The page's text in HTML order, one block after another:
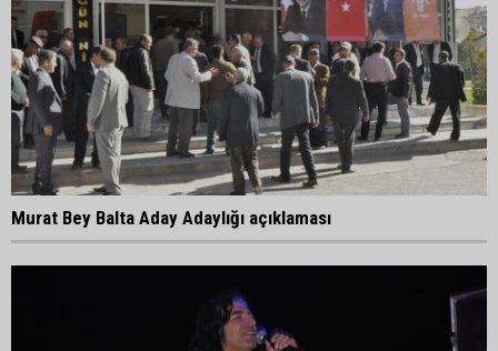
Murat Bey Balta Aday Adaylığı açıklaması